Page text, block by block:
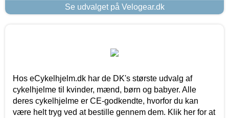
Se udvalget på Velogear.dk
Hos eCykelhjelm.dk har de DK's største udvalg af
cykelhjelme til kvinder, mænd, børn og babyer. Alle
deres cykelhjelme er CE-godkendte, hvorfor du kan
være helt tryg ved at bestille gennem dem. Klik her for at